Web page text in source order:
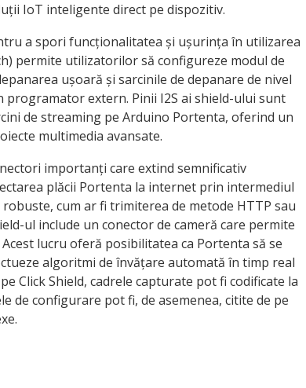
IoT inteligente direct pe dispozitiv.
a spori funcționalitatea și ușurința în utilizarea
permite utilizatorilor să configureze modul de
ușoară și sarcinile de depanare de nivel
extern. Pinii I2S ai shield-ului sunt
de streaming pe Arduino Portenta, oferind un
multimedia avansate.
importanți care extind semnificativ
plăcii Portenta la internet prin intermediul
cum ar fi trimiterea de metode HTTP sau
ul include un conector de cameră care permite
lucru oferă posibilitatea ca Portenta să se
algoritmi de învățare automată în timp real
Click Shield, cadrele capturate pot fi codificate la
de configurare pot fi, de asemenea, citite de pe